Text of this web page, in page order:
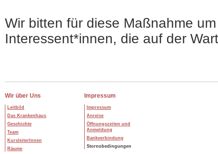
Wir bitten für diese Maßnahme
Interessent*innen, die auf der
Wir über Uns
Leitbild
Das Krankenhaus
Geschichte
Team
KursleiterInnen
Räume
Impressum
Impressum
Anreise
Öffnungszeiten und
Anmeldung
Bankverbindung
Stornobedingungen